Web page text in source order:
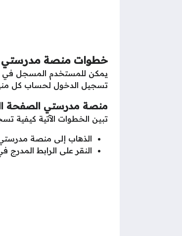
خطوات منصة مدرستي
يمكن للمستخدم المسجل في
تسجيل الدخول لحساب كل
منصة مدرستي الصفحة
تبين الخطوات الآتية كيفية
الذهاب إلى منصة
النقر على الرابط